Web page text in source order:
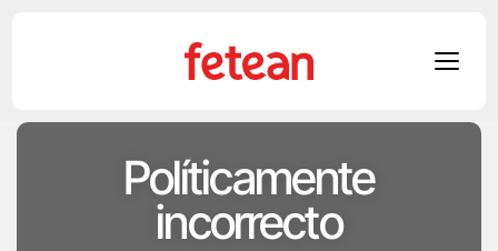
Skip
Políticamente
incorrecto